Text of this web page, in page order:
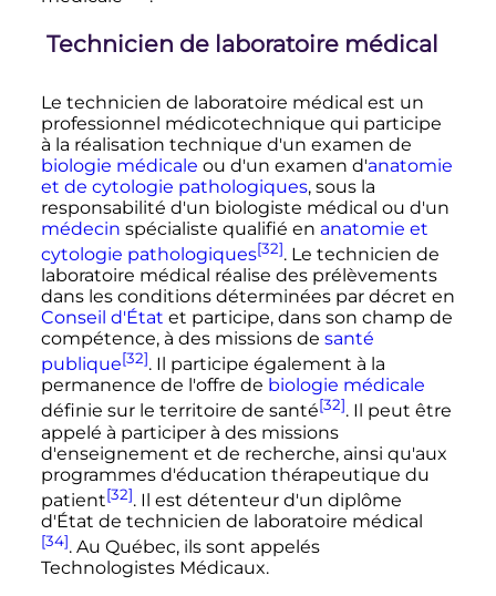
Technicien de laboratoire médical
Le technicien de laboratoire médical est un
professionnel médicotechnique qui participe
à la réalisation technique d'un examen de
biologie médicale ou d'un examen d'anatomie
et de cytologie pathologiques, sous la
responsabilité d'un biologiste médical ou d'un
médecin spécialiste qualifié en anatomie et
cytologie pathologiques[32]. Le technicien de
laboratoire médical réalise des prélèvements
dans les conditions déterminées par décret en
Conseil d'État et participe, dans son champ de
compétence, à des missions de santé
publique[32]. Il participe également à la
permanence de l'offre de biologie médicale
définie sur le territoire de santé[32]. Il peut être
appelé à participer à des missions
d'enseignement et de recherche, ainsi qu'aux
programmes d'éducation thérapeutique du
patient[32]. Il est détenteur d'un diplôme
d'État de technicien de laboratoire médical
[34]. Au Québec, ils sont appelés
Technologistes Médicaux.